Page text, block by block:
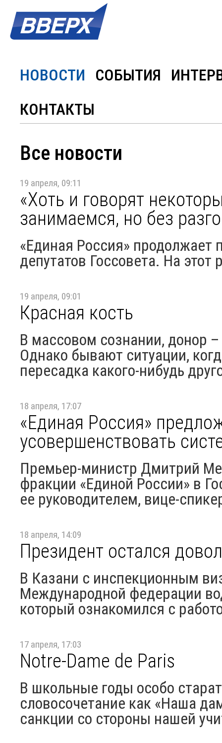
НОВОСТИ СОБЫТИЯ
КОНТАКТЫ
Все новости
19 апреля, 09:11
«Хоть и говорят
занимаемся, но без
«Единая Россия» продолжает
депутатов Госсовета. На
19 апреля, 09:01
Красная кость
В массовом сознании, донор
Однако бывают ситуации,
пересадка какого-нибудь
18 апреля, 17:07
«Единая Россия»
усовершенствовать
Премьер-министр Дмитрий
фракции «Единой России» в
ее руководителем, вице-
18 апреля, 14:09
Президент остался
В Казани с инспекционным
Международной федерации
который ознакомился с
17 апреля, 17:03
Notre-Dame de Paris
В школьные годы особо
словосочетание как «Наша
санкции со стороны нашей